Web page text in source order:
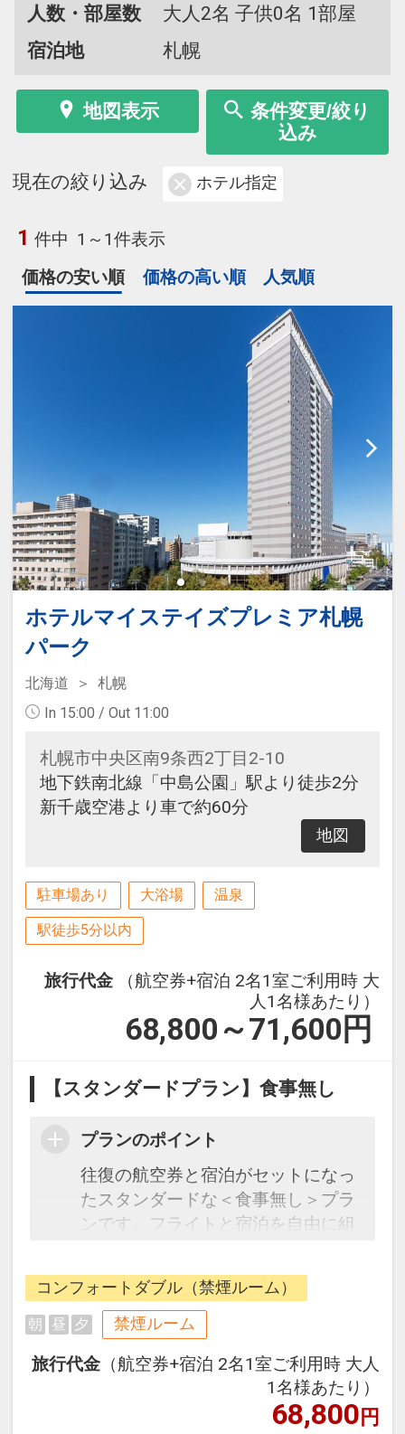
人数・部屋数
大人2名 子供0名 1部屋
宿泊地
札幌
地図表示
条件変更/絞り
込み
現在の絞り込み ホテル指定
1 件中 1～1件表示
価格の安い順
価格の高い順 人気順
ホテルマイステイズプレミア札幌
パーク
北海道
札幌
In 15:00 / Out 11:00
札幌市中央区南9条西2丁目2-10
地下鉄南北線「中島公園」駅より徒歩2分
新千歳空港より車で約60分
地図
駐車場あり 大浴場 温泉
駅徒歩5分以内
旅行代金
（航空券+宿泊 2名1室ご利用時 大
人1名様あたり）
68,800～71,600 円
【スタンダードプラン】食事無し
プランのポイント
往復の航空券と宿泊がセットになっ
たスタンダードな＜食事無し＞プラ
ンです。フライトと宿泊を自由に組
ージだから、一都市滞在はもちろん
周遊旅行にも最適！
旅行期間中の1泊だけの宿泊や延
泊・飛び泊なども自由自在です。
フライトは、安心のJAL（または
JALグループ）確約！フライトマイ
コンフォートダブル（禁煙ルーム）
朝 昼 夕 禁煙ルーム
旅行代金 （航空券+宿泊 2名1室ご利用時 大人
1名様あたり）
68,800円